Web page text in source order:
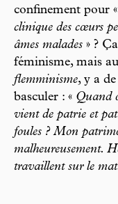
confinement pour «
clinique des cœurs
âmes malades » ?
féminisme, mais
flemminisme, y a
basculer : « Quand
vient de patrie et
foules ? Mon
malheureusement.
travaillent sur le